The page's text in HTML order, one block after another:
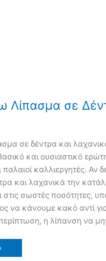
Λίπασμα σε
σε δέντρα και
και ουσιαστικό
καλλιεργητές. Αν
και λαχανικά την
σωστές ποσότητες,
να κάνουμε κακό αντί
η λίπανση να